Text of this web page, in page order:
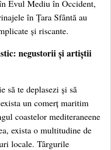
Evul Mediu în Occident,
în Țara Sfântă au
și riscante.
negustorii și artiștii
să te deplasezi și să
un comerț maritim
coastelor mediteraneene
exista o multitudine de
locale. Târgurile